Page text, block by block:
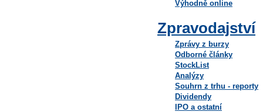
Výhodně online
Zpravodajství
Zprávy z burzy
Odborné články
StockList
Analýzy
Souhrn z trhu - reporty
Dividendy
IPO a ostatní